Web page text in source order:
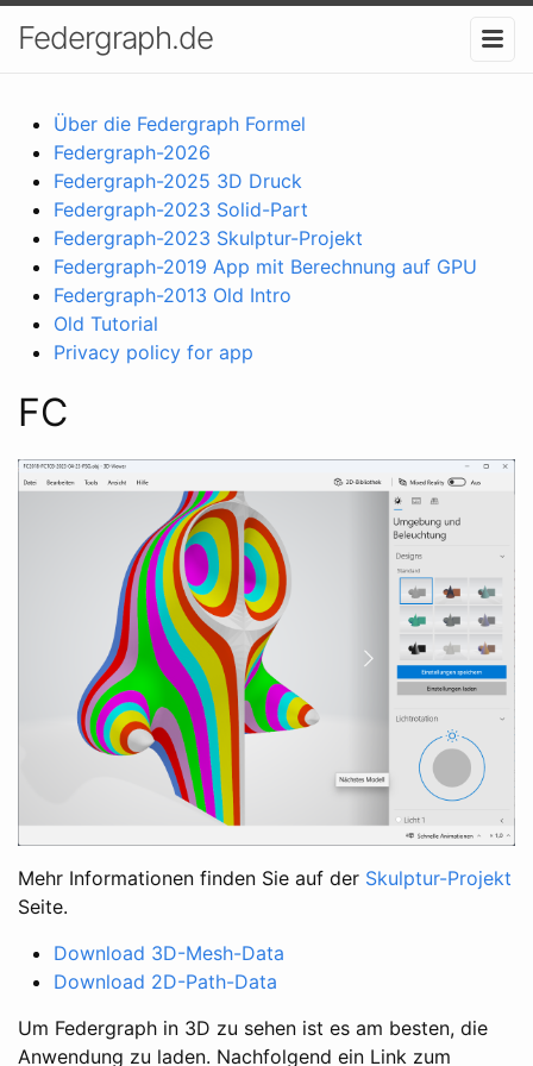
Federgraph.de
Über die Federgraph Formel
Federgraph-2026
Federgraph-2025 3D Druck
Federgraph-2023 Solid-Part
Federgraph-2023 Skulptur-Projekt
Federgraph-2019 App mit Berechnung auf GPU
Federgraph-2013 Old Intro
Old Tutorial
Privacy policy for app
FC
Mehr Informationen finden Sie auf der Skulptur-Projekt
Seite.
Download 3D-Mesh-Data
Download 2D-Path-Data
Um Federgraph in 3D zu sehen ist es am besten, die
Anwendung zu laden. Nachfolgend ein Link zum